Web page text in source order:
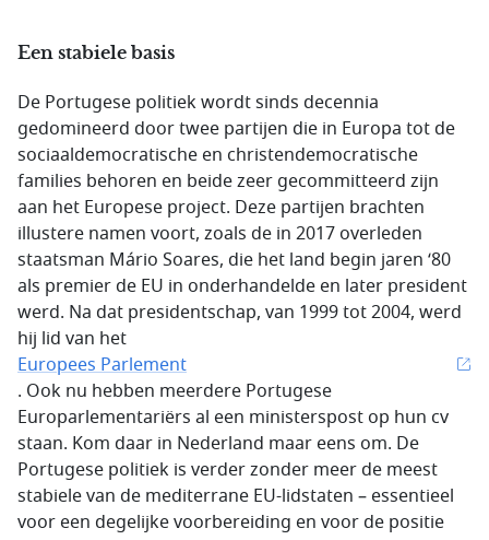
Een stabiele basis
De Portugese politiek wordt sinds decennia
gedomineerd door twee partijen die in Europa tot de
sociaaldemocratische en christendemocratische
families behoren en beide zeer gecommitteerd zijn
aan het Europese project. Deze partijen brachten
illustere namen voort, zoals de in 2017 overleden
staatsman Mário Soares, die het land begin jaren ‘80
als premier de EU in onderhandelde en later president
werd. Na dat presidentschap, van 1999 tot 2004, werd
hij lid van het
Europees Parlement
. Ook nu hebben meerdere Portugese
Europarlementariërs al een ministerspost op hun cv
staan. Kom daar in Nederland maar eens om. De
Portugese politiek is verder zonder meer de meest
stabiele van de mediterrane EU-lidstaten – essentieel
voor een degelijke voorbereiding en voor de positie